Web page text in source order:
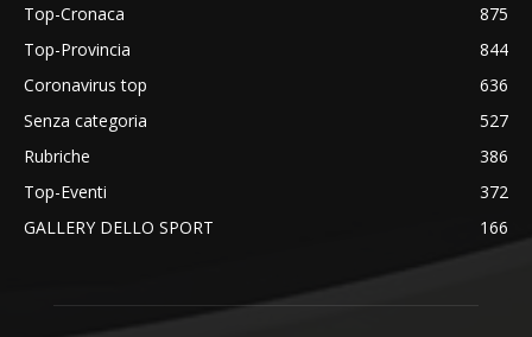
Top-Cronaca
875
Top-Provincia
844
Coronavirus top
636
Senza categoria
527
Rubriche
386
Top-Eventi
372
GALLERY DELLO SPORT
166